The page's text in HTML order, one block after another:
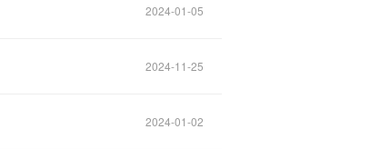
2024-01-05
2024-11-25
2024-01-02